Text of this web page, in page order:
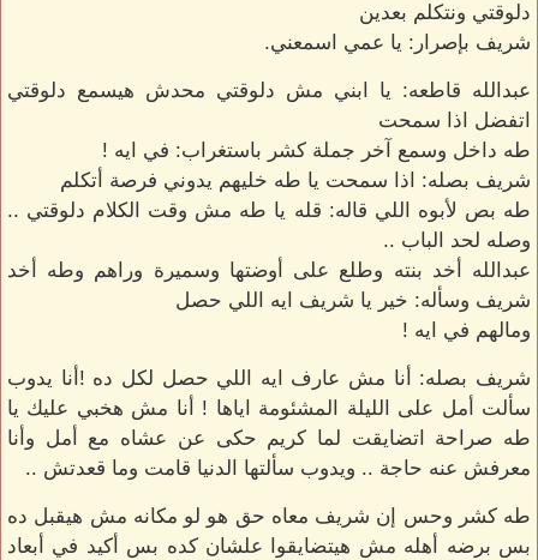
دلوقتي ونتكلم بعدين
شريف بإصرار: يا عمي اسمعني.
عبدالله قاطعه: يا ابني مش دلوقتي محدش هيسمع دلوقتي
اتفضل اذا سمحت
طه داخل وسمع آخر جملة كشر باستغراب: في ايه !
شريف بصله: اذا سمحت يا طه خليهم يدوني فرصة أتكلم
طه بص لأبوه اللي قاله: قله يا طه مش وقت الكلام دلوقتي ..
وصله لحد الباب ..
عبدالله أخد بنته وطلع على أوضتها وسميرة وراهم وطه أخد
شريف وسأله: خير يا شريف ايه اللي حصل
ومالهم في ايه !
شريف بصله: أنا مش عارف ايه اللي حصل لكل ده !أنا يدوب
سألت أمل على الليلة المشئومة اياها ! أنا مش هخبي عليك يا
طه صراحة اتضايقت لما كريم حكى عن عشاه مع أمل وأنا
معرفش عنه حاجة .. ويدوب سألتها الدنيا قامت وما قعدتش ..
طه كشر وحس إن شريف معاه حق هو لو مكانه مش هيقبل ده
بس برضه أهله مش هيتضايقوا علشان كده بس أكيد في أبعاد